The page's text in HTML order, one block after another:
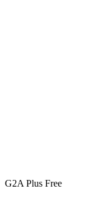
G2A Plus Free